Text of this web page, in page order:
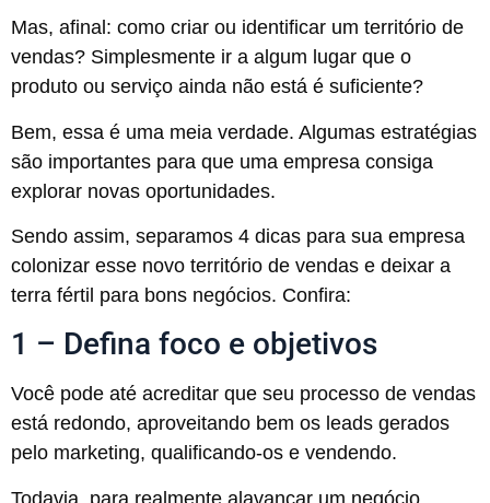
Mas, afinal: como criar ou identificar um território de
vendas? Simplesmente ir a algum lugar que o
produto ou serviço ainda não está é suficiente?
Bem, essa é uma meia verdade. Algumas estratégias
são importantes para que uma empresa consiga
explorar novas oportunidades.
Sendo assim, separamos 4 dicas para sua empresa
colonizar esse novo território de vendas e deixar a
terra fértil para bons negócios. Confira:
1 – Defina foco e objetivos
Você pode até acreditar que seu processo de vendas
está redondo, aproveitando bem os leads gerados
pelo marketing, qualificando-os e vendendo.
Todavia, para realmente alavancar um negócio,